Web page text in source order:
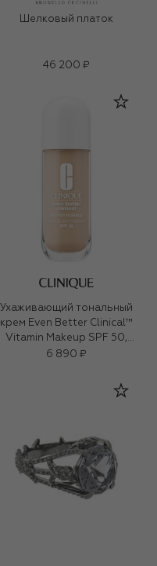
Шелковый платок
46 200 ₽
Ухаживающий тональный
крем Even Better Clinical™
Vitamin Makeup SPF 50,
оттенок Light Cool 2 (30ml)
6 890 ₽